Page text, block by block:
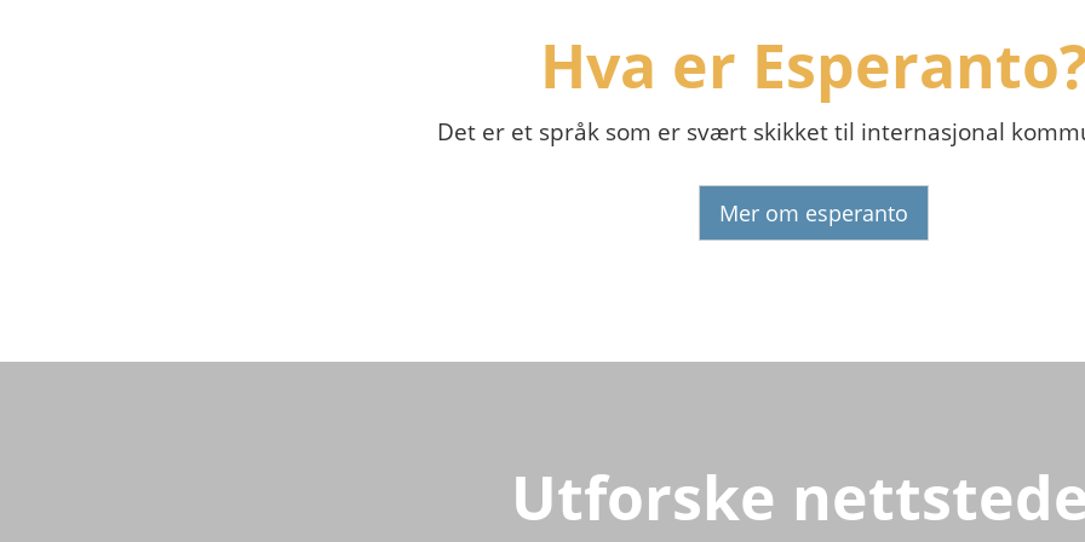
Hva er
Det er et språk som er svært skikket til internasjonal
Mer om esperanto
Utforske